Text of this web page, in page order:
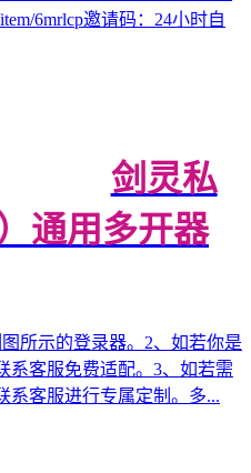
6mrlcp邀请码：24小时自
剑灵私
通用多开器
所示的登录器。2、如若你是
系客服免费适配。3、如若需
系客服进行专属定制。多...